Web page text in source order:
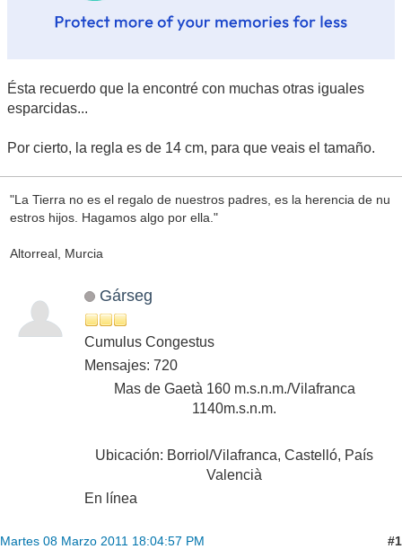
Ésta recuerdo que la encontré con muchas otras iguales
esparcidas...
Por cierto, la regla es de 14 cm, para que veais el tamaño.
"La Tierra no es el regalo de nuestros padres, es la herencia de nu
estros hijos. Hagamos algo por ella."
Altorreal, Murcia
Gárseg
Cumulus Congestus
Mensajes: 720
Mas de Gaetà 160 m.s.n.m./Vilafranca
1140m.s.n.m.
Ubicación: Borriol/Vilafranca, Castelló, País
Valencià
En línea
Martes 08 Marzo 2011 18:04:57 PM #1